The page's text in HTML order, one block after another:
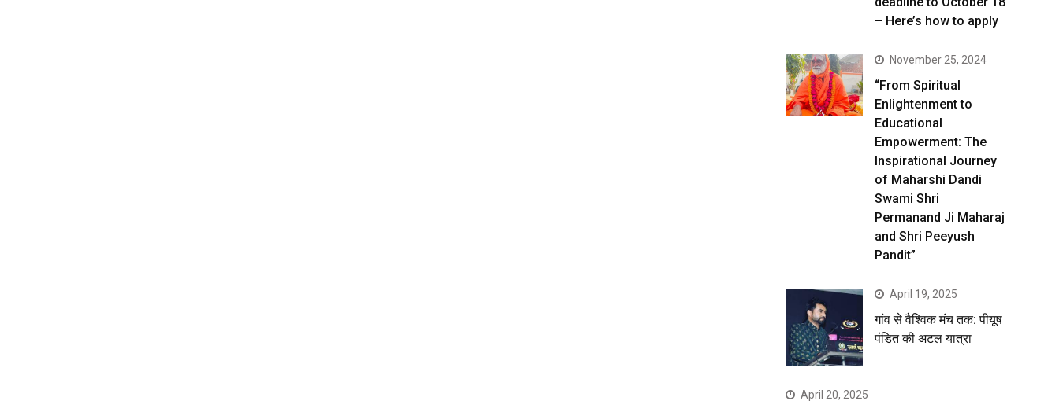
– Here’s how to apply
November 25, 2024
“From Spiritual
Enlightenment to
Educational
Empowerment: The
Inspirational Journey
of Maharshi Dandi
Swami Shri
Permanand Ji Maharaj
and Shri Peeyush
Pandit”
April 19, 2025
गांव से वैश्विक मंच तक: पीयूष
पंडित की अटल यात्रा
April 20, 2025